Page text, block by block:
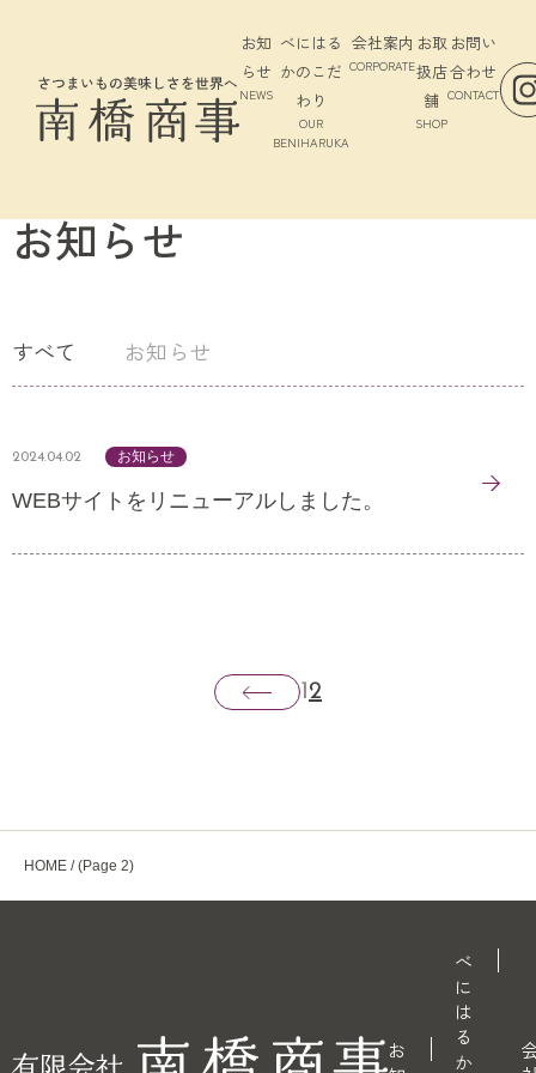
お知
らせ
NEWS
べにはる
かのこだ
わり
OUR
BENIHARUKA
会社案内
CORPORATE
お取
扱店
舗
SHOP
お問い
合わせ
CONTACT
お知らせ
すべて お知らせ
2024.04.02 お知らせ
WEBサイトをリニューアルしました。
12
HOME / (Page 2)
お
べ
に
は
る
か